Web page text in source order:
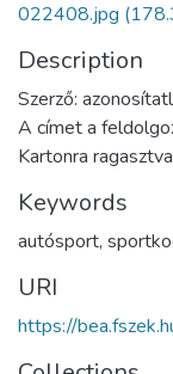
022408.jpg
Description
Szerző:
A címet a
Kartonra ragasztva
Keywords
autósport,
URI
https://